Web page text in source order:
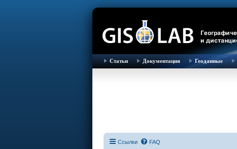
Статьи Документация Геоданные
Ссылки FAQ